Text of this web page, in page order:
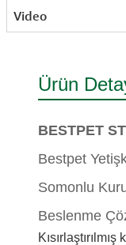
Video
Ürün
BESTPET
Bestpet
Somonlu
Beslenme